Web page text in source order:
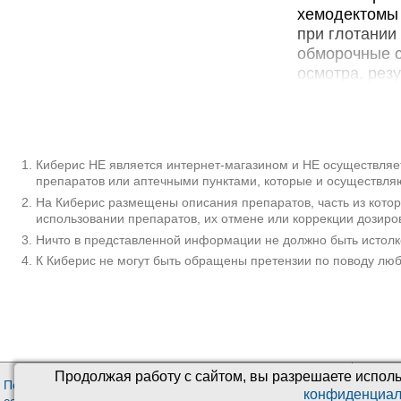
Продолжая работу с сайтом, вы разрешаете
при
обморочные
осмотра,
клеток,
сонной
Признаки
Отмечается
каротидной
течение при
подобные
Киберис НЕ является интернет-магазином и НЕ
препаратов или аптечными пунктами, которые и
На Киберис размещены описания препаратов, часть из
использовании препаратов, их отмене или коррекции
Ничто в представленной информации не должно быть
К Киберис не могут быть обращены претензии по поводу
Пользовательское
О проекте